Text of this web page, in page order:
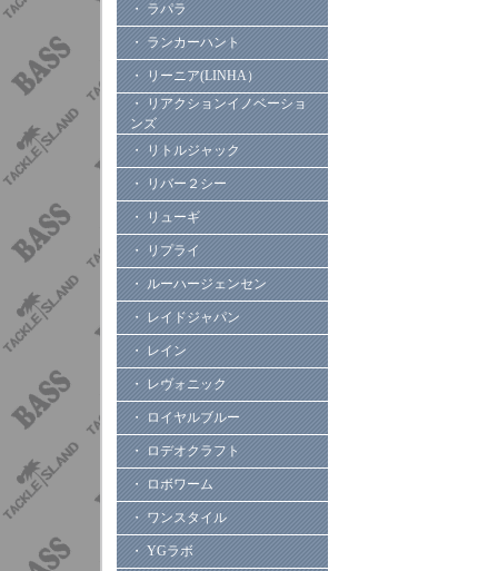
・ ラパラ
・ ランカーハント
・ リーニア(LINHA）
・ リアクションイノベーショ
ンズ
・ リトルジャック
・ リバー２シー
・ リューギ
・ リプライ
・ ルーハージェンセン
・ レイドジャパン
・ レイン
・ レヴォニック
・ ロイヤルブルー
・ ロデオクラフト
・ ロボワーム
・ ワンスタイル
・ YGラボ